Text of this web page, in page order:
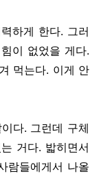
하게 한다. 그러
이 없었을 게다.
먹는다. 이게 안
다. 그런데 구체
거다. 밟히면서
람들에게서 나올